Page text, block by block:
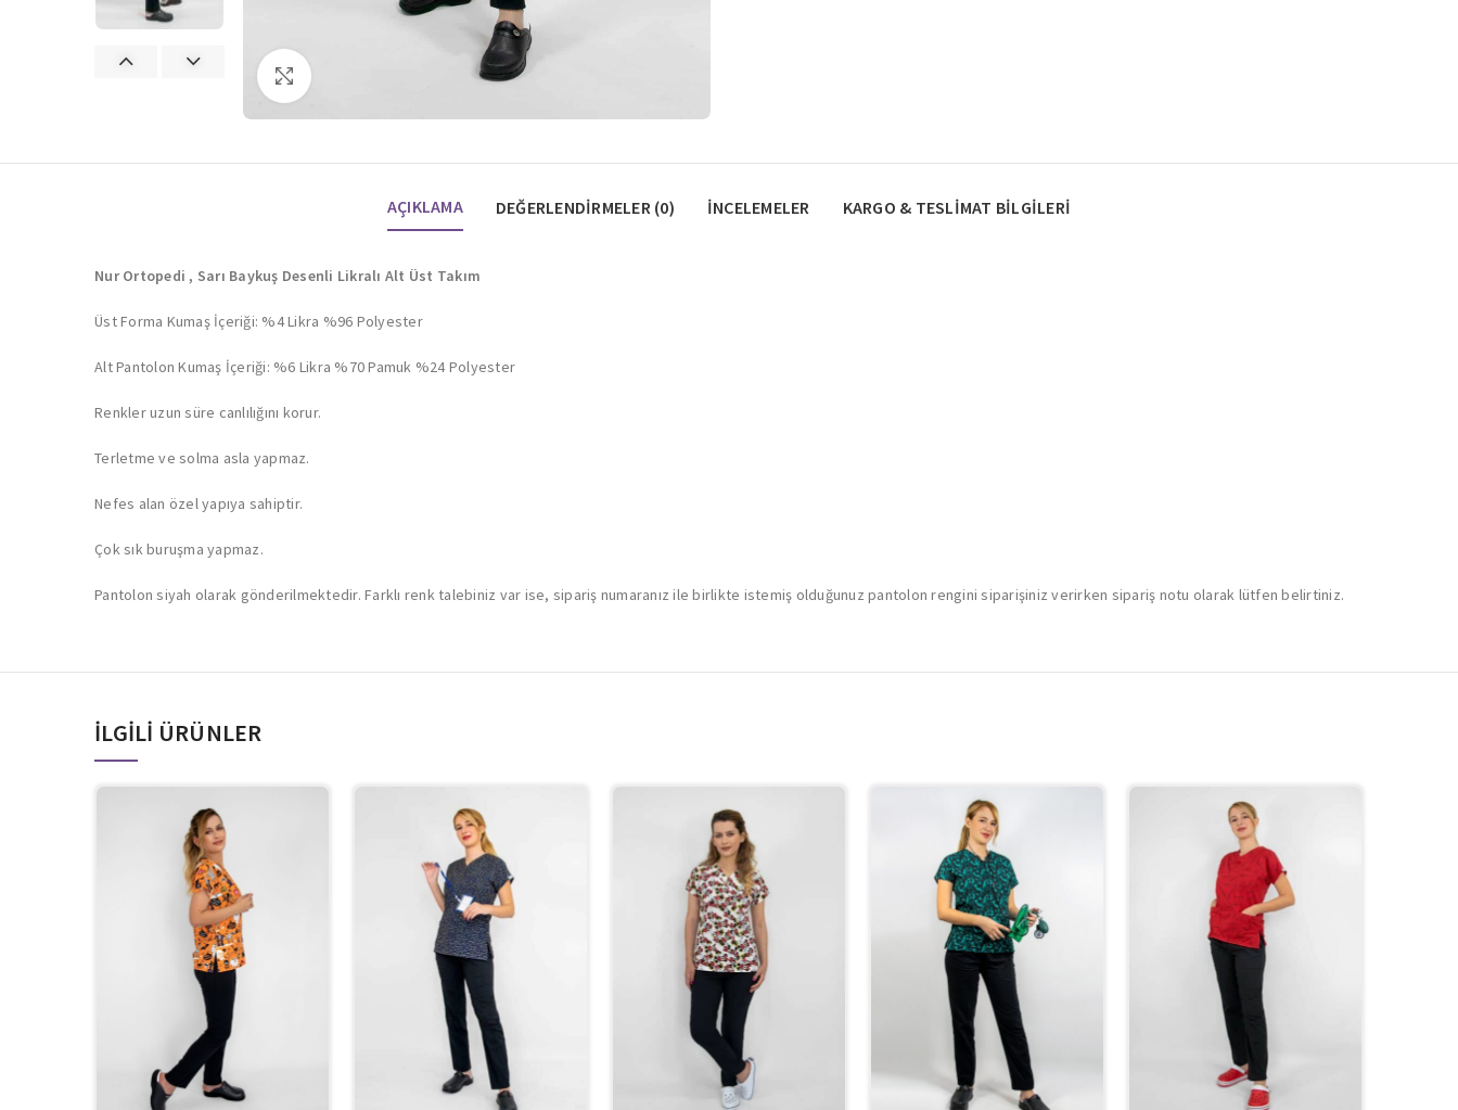
AÇIKLAMA DEĞERLENDIRMELER (0) İNCELEMELER KARGO & TESLIMAT BILGILERI
Nur Ortopedi , Sarı Baykuş Desenli Likralı Alt Üst Takım
Üst Forma Kumaş İçeriği: %4 Likra %96 Polyester
Alt Pantolon Kumaş İçeriği: %6 Likra %70 Pamuk %24 Polyester
Renkler uzun süre canlılığını korur.
Terletme ve solma asla yapmaz.
Nefes alan özel yapıya sahiptir.
Çok sık buruşma yapmaz.
Pantolon siyah olarak gönderilmektedir. Farklı renk talebiniz var ise, sipariş numaranız ile birlikte istemiş olduğunuz pantolon rengini siparişiniz verirken sipariş notu olarak lütfen belirtiniz.
İLGILI ÜRÜNLER